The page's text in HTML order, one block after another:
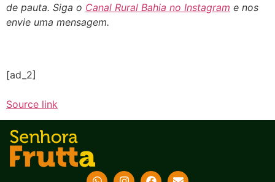
de pauta. Siga o Canal Rural Bahia no Instagram e nos
envie uma mensagem.
[ad_2]
Source link